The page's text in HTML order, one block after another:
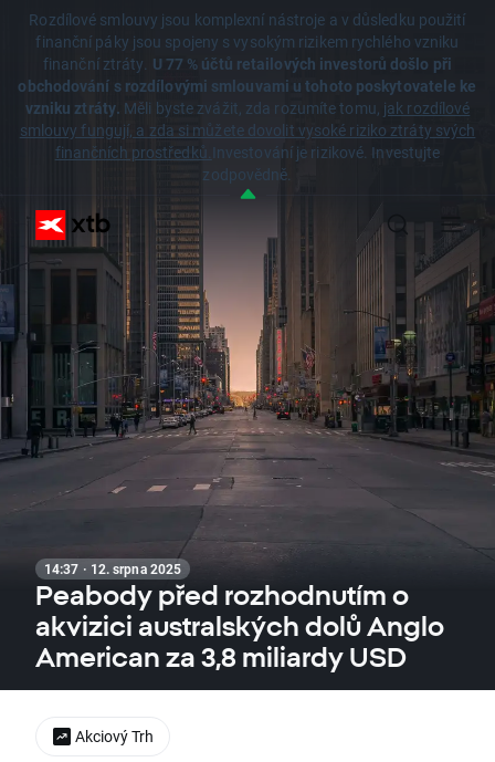
Rozdílové smlouvy jsou komplexní nástroje a v důsledku použití
finanční páky jsou spojeny s vysokým rizikem rychlého vzniku
finanční ztráty. U 77 % účtů retailových investorů došlo při
obchodování s rozdílovými smlouvami u tohoto poskytovatele ke
vzniku ztráty. Měli byste zvážit, zda rozumíte tomu, jak rozdílové
smlouvy fungují, a zda si můžete dovolit vysoké riziko ztráty svých
finančních prostředků.Investování je rizikové. Investujte
zodpovědně.
14:37 · 12. srpna 2025
Peabody před rozhodnutím o
akvizici australských dolů Anglo
American za 3,8 miliardy USD
Akciový Trh